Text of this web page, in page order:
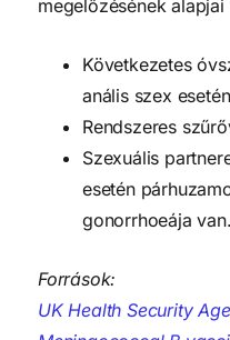
megelőzésének
Következetes
anális szex
Rendszeres
Szexuális
esetén
gonorrhoeája van.
Források:
UK Health Security